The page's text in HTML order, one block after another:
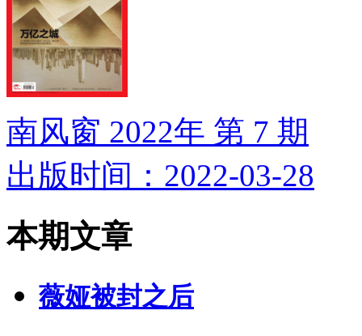
南风窗 2022年 第 7 期
出版时间：2022-03-28
本期文章
薇娅被封之后